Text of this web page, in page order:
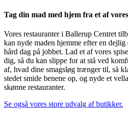
Tag din mad med hjem fra et af
Vores restauranter i Ballerup Centret
kan nyde maden hjemme efter en
hård dag på jobbet. Lad et af vores
dig, så du kan slippe for at stå ved
af, hvad dine smagsløg trænger til, så
stedet smide benene op, og nyde et
skønne restauranter.
Se også vores store udvalg af butikker.